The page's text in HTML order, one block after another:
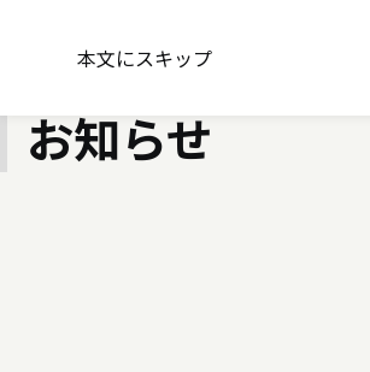
本文にスキップ
IPO/M&A支援
お知らせ